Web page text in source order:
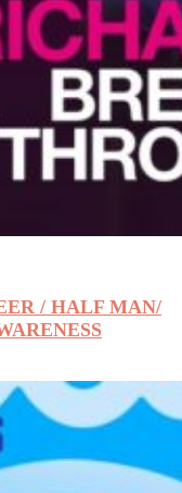
/ HALF MAN/